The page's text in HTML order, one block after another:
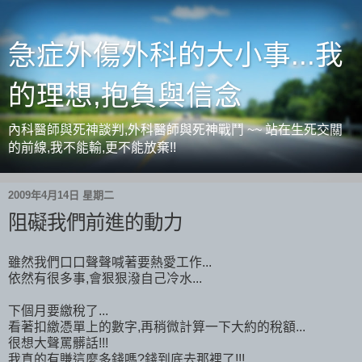
急症外傷外科的大小事...我
的理想,抱負與信念
內科醫師與死神談判,外科醫師與死神戰鬥 ~~ 站在生死交關
的前線,我不能輸,更不能放棄!!
2009年4月14日 星期二
阻礙我們前進的動力
雖然我們口口聲聲喊著要熱愛工作...
依然有很多事,會狠狠潑自己冷水...
下個月要繳稅了...
看著扣繳憑單上的數字,再稍微計算一下大約的稅額...
很想大聲罵髒話!!!
我真的有賺這麼多錢嗎?錢到底去那裡了!!!